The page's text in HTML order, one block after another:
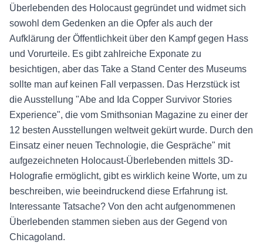
Überlebenden des Holocaust gegründet und widmet sich
sowohl dem Gedenken an die Opfer als auch der
Aufklärung der Öffentlichkeit über den Kampf gegen Hass
und Vorurteile. Es gibt zahlreiche Exponate zu
besichtigen, aber das Take a Stand Center des Museums
sollte man auf keinen Fall verpassen. Das Herzstück ist
die Ausstellung "Abe and Ida Copper Survivor Stories
Experience", die vom Smithsonian Magazine zu einer der
12 besten Ausstellungen weltweit gekürt wurde. Durch den
Einsatz einer neuen Technologie, die Gespräche" mit
aufgezeichneten Holocaust-Überlebenden mittels 3D-
Holografie ermöglicht, gibt es wirklich keine Worte, um zu
beschreiben, wie beeindruckend diese Erfahrung ist.
Interessante Tatsache? Von den acht aufgenommenen
Überlebenden stammen sieben aus der Gegend von
Chicagoland.